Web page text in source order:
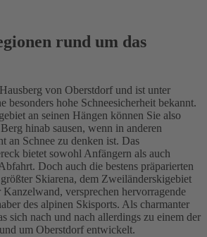
rund um das
von Oberstdorf und ist unter
besonders hohe Schneesicherheit bekannt.
an seinen Hängen können Sie also
hinab sausen, wenn in anderen
an Schnee zu denken ist. Das
bietet sowohl Anfängern als auch
Doch auch die bestens präparierten
Skiarena, dem Zweiländerskigebiet
versprechen hervorragende
des alpinen Skisports. Als charmanter
sich nach und nach allerdings zu einem der
um Oberstdorf entwickelt.